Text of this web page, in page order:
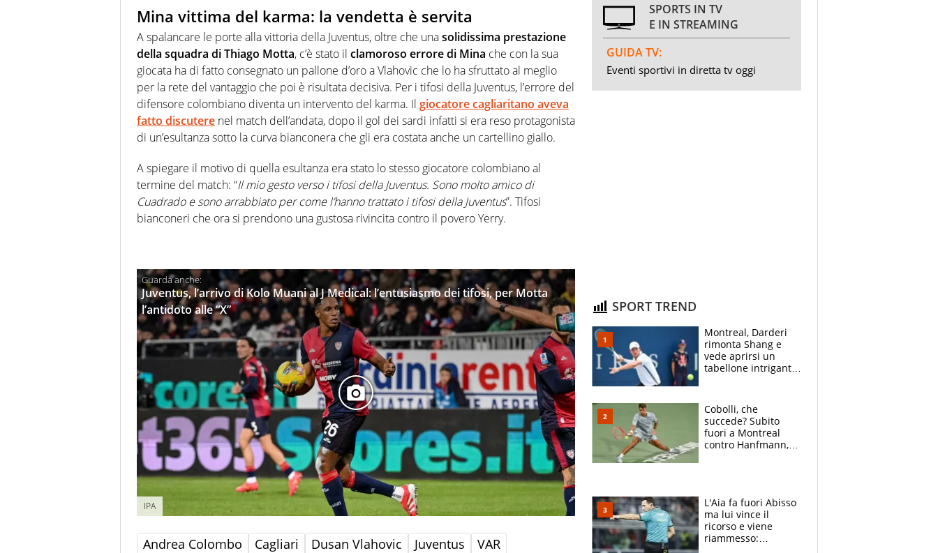
Mina vittima del karma: la vendetta è servita
A spalancare le porte alla vittoria della Juventus, oltre che unasolidissima prestazione
della squadra di Thiago Motta, c’è stato il clamoroso errore di Mina che con la sua
giocata ha di fatto consegnato un pallone d’oro a Vlahovic che lo ha sfruttato al meglio
per la rete del vantaggio che poi è risultata decisiva. Per i tifosi della Juventus, l’errore del
difensore colombiano diventa un intervento del karma. Il giocatore cagliaritano aveva
fatto discutere nel match dell’andata, dopo il gol dei sardi infatti si era reso protagonista
di un’esultanza sotto la curva bianconera che gli era costata anche un cartellino giallo.
A spiegare il motivo di quella esultanza era stato lo stesso giocatore colombiano al
termine del match: “Il mio gesto verso i tifosi della Juventus. Sono molto amico di
Cuadrado e sono arrabbiato per come l’hanno trattato i tifosi della Juventus”. Tifosi
bianconeri che ora si prendono una gustosa rivincita contro il povero Yerry.
Juventus, l’arrivo di Kolo Muani al J Medical: l’entusiasmo dei tifosi, per Motta
l’antidoto alle “X”
IPA
Andrea Colombo Cagliari Dusan Vlahovic Juventus VAR
SPORTS IN TV
E IN STREAMING
GUIDA TV:
Eventi sportivi in diretta tv oggi
SPORT TREND
Montreal, Darderi
rimonta Shang e
vede aprirsi un
tabellone intrigante:
felice del mio livello"
Cobolli, che
succede? Subito
fuori a Montreal
contro Hanfmann,
L'Aia fa fuori Abisso
ma lui vince il
ricorso e viene
riammesso: